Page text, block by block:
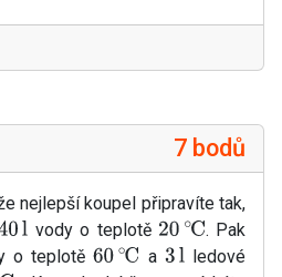
7 bodů
nejlepší koupel připravíte tak,
l vody o teplotě 20∘C . Pak
o teplotě60∘C a 3l ledové